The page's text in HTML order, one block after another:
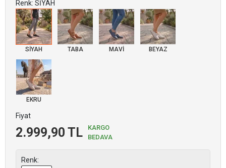
Renk: SİYAH
SİYAH TABA MAVİ BEYAZ
EKRU
Fiyat
2.999,90 TL
KARGO
BEDAVA
Renk: